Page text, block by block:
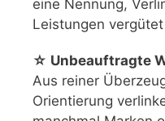
eine Nennung,
Leistungen
☆ Unbeauftragte
Aus reiner
Orientierung